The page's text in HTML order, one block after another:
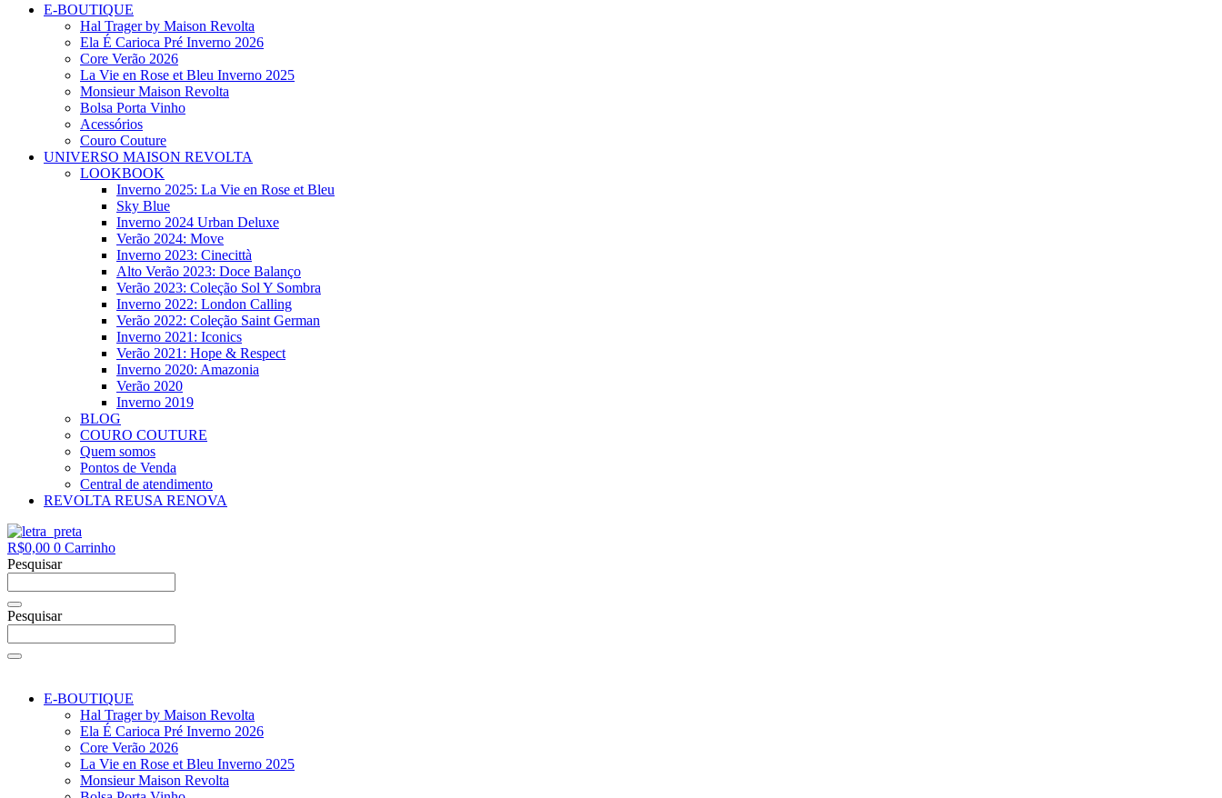
E-BOUTIQUE
Hal Trager by Maison Revolta
Ela É Carioca Pré Inverno 2026
Core Verão 2026
La Vie en Rose et Bleu Inverno 2025
Monsieur Maison Revolta
Bolsa Porta Vinho
Acessórios
Couro Couture
UNIVERSO MAISON REVOLTA
LOOKBOOK
Inverno 2025: La Vie en Rose et Bleu
Sky Blue
Inverno 2024 Urban Deluxe
Verão 2024: Move
Inverno 2023: Cinecittà
Alto Verão 2023: Doce Balanço
Verão 2023: Coleção Sol Y Sombra
Inverno 2022: London Calling
Verão 2022: Coleção Saint German
Inverno 2021: Iconics
Verão 2021: Hope & Respect
Inverno 2020: Amazonia
Verão 2020
Inverno 2019
BLOG
COURO COUTURE
Quem somos
Pontos de Venda
Central de atendimento
REVOLTA REUSA RENOVA
R$0,00 0 Carrinho
Pesquisar
Pesquisar
E-BOUTIQUE
Hal Trager by Maison Revolta
Ela É Carioca Pré Inverno 2026
Core Verão 2026
La Vie en Rose et Bleu Inverno 2025
Monsieur Maison Revolta